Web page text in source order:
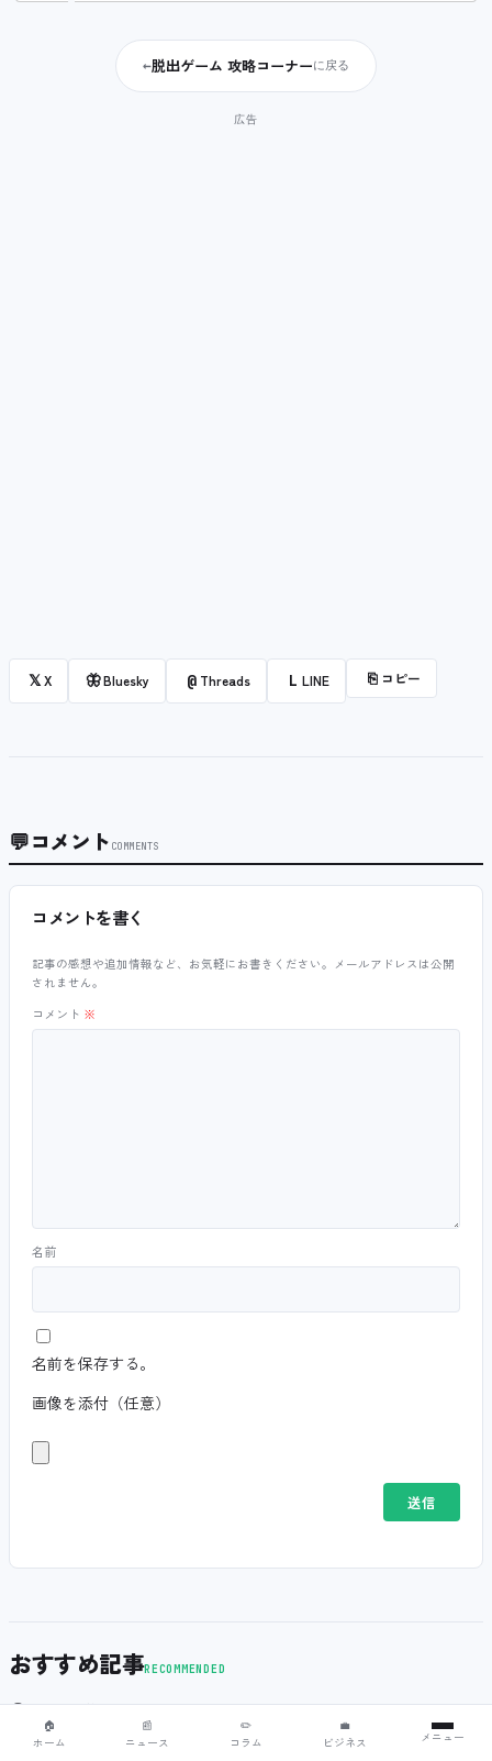
←脱出ゲーム 攻略コーナーに戻る
𝕏X 🦋Bluesky @ Threads L LINE ⎘ コピー
💬コメント COMMENTS
コメントを書く
記事の感想や追加情報など、お気軽にお書きください。メールアドレスは公開
されません。
コメント ※
名前
名前を保存する。
画像を添付（任意）
おすすめ記事RECOMMENDED
🏆トップ特集ヒーロー
🏠
ホーム
📰
ニュース
✏️
コラム
💼
ビジネス
メニュー